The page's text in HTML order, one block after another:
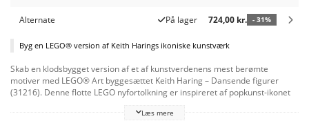
Alternate På lager 724,00 kr. - 31%
Byg en LEGO® version af Keith Harings ikoniske kunstværk
Skab en klodsbygget version af et af kunstverdenens mest berømte
motiver med LEGO® Art byggesættet Keith Haring – Dansende figurer
(31216). Denne flotte LEGO nyfortolkning er inspireret af popkunst-ikonet
farver og den karakteristiske følelse af bevægelse og energi. Byggesættet
Læs mere